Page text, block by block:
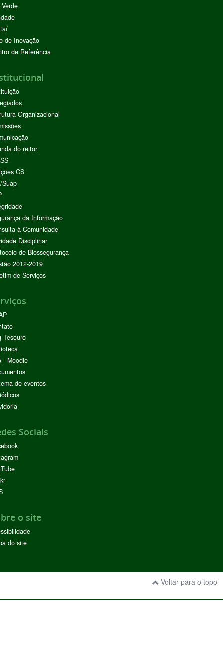
de Inovação
de Referência
Organizacional
do reitor
CS
Suap
da Informação
à Comunidade
Disciplinar
de Biossegurança
2012-2019
de Serviços
Tesouro
- Moodle
de eventos
Sociais
o site
do site
Voltar para o topo